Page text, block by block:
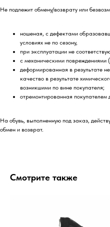
Не подлежит обмену/возврату или
ношеная, с дефектами
условиях не по сезону,
при эксплуатации не
с механическими повреждениями
деформированная в результате
качество в результате
возникшими по вине покупателя;
отремонтированная покупателем
На обувь, выполненную под заказ,
обмен и возврат.
Смотрите также